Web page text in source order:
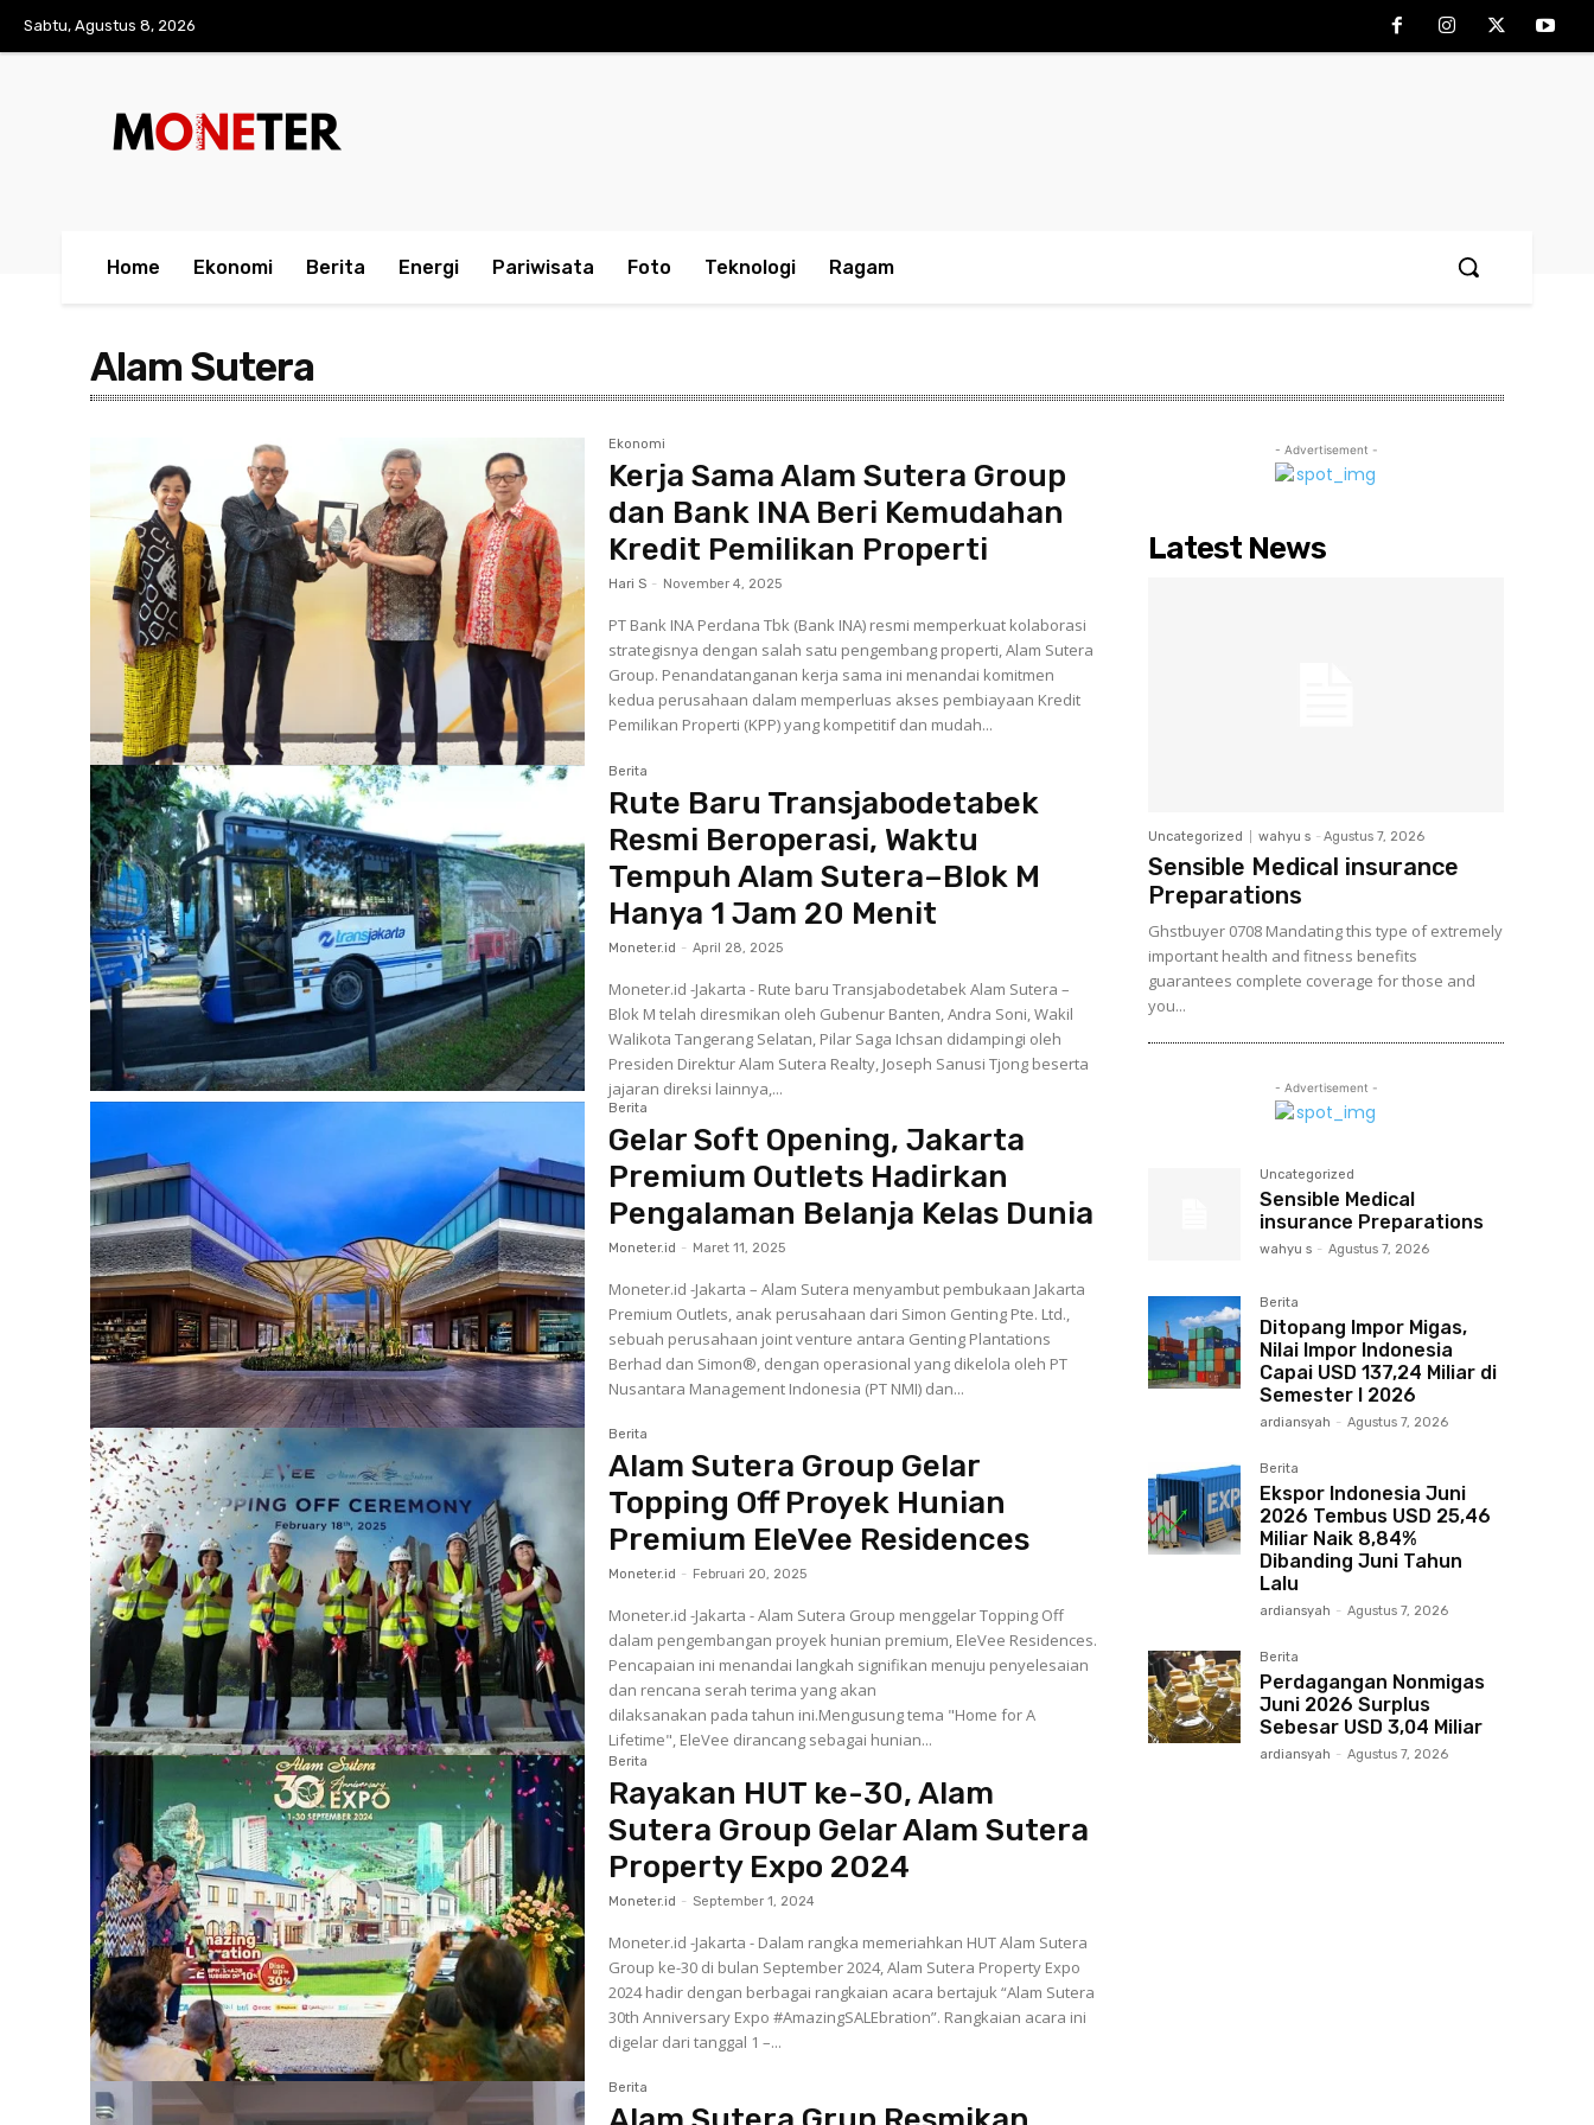
Sabtu, Agustus 8, 2026
Home Ekonomi Berita Energi Pariwisata Foto Teknologi Ragam
Alam Sutera
Ekonomi
Kerja Sama Alam Sutera Group
dan Bank INA Beri Kemudahan
Kredit Pemilikan Properti
Hari S - November 4, 2025
PT Bank INA Perdana Tbk (Bank INA) resmi memperkuat kolaborasi
strategisnya dengan salah satu pengembang properti, Alam Sutera
Group. Penandatanganan kerja sama ini menandai komitmen
kedua perusahaan dalam memperluas akses pembiayaan Kredit
Pemilikan Properti (KPP) yang kompetitif dan mudah...
Berita
Rute Baru Transjabodetabek
Resmi Beroperasi, Waktu
Tempuh Alam Sutera–Blok M
Hanya 1 Jam 20 Menit
Moneter.id - April 28, 2025
Moneter.id -Jakarta - Rute baru Transjabodetabek Alam Sutera –
Blok M telah diresmikan oleh Gubenur Banten, Andra Soni, Wakil
Walikota Tangerang Selatan, Pilar Saga Ichsan didampingi oleh
Presiden Direktur Alam Sutera Realty, Joseph Sanusi Tjong beserta
jajaran direksi lainnya,...
Berita
Gelar Soft Opening, Jakarta
Premium Outlets Hadirkan
Pengalaman Belanja Kelas Dunia
Moneter.id - Maret 11, 2025
Moneter.id -Jakarta – Alam Sutera menyambut pembukaan Jakarta
Premium Outlets, anak perusahaan dari Simon Genting Pte. Ltd.,
sebuah perusahaan joint venture antara Genting Plantations
Berhad dan Simon®, dengan operasional yang dikelola oleh PT
Nusantara Management Indonesia (PT NMI) dan...
Berita
Alam Sutera Group Gelar
Topping Off Proyek Hunian
Premium EleVee Residences
Moneter.id - Februari 20, 2025
Moneter.id -Jakarta - Alam Sutera Group menggelar Topping Off
dalam pengembangan proyek hunian premium, EleVee Residences.
Pencapaian ini menandai langkah signifikan menuju penyelesaian
dan rencana serah terima yang akan
dilaksanakan pada tahun ini.Mengusung tema "Home for A
Lifetime", EleVee dirancang sebagai hunian...
Berita
Rayakan HUT ke-30, Alam
Sutera Group Gelar Alam Sutera
Property Expo 2024
Moneter.id - September 1, 2024
Moneter.id -Jakarta - Dalam rangka memeriahkan HUT Alam Sutera
Group ke-30 di bulan September 2024, Alam Sutera Property Expo
2024 hadir dengan berbagai rangkaian acara bertajuk “Alam Sutera
30th Anniversary Expo #AmazingSALEbration”. Rangkaian acara ini
digelar dari tanggal 1 –...
Berita
- Advertisement -
Latest News
Uncategorized wahyu s - Agustus 7, 2026
Sensible Medical insurance
Preparations
Ghstbuyer 0708 Mandating this type of extremely
important health and fitness benefits
guarantees complete coverage for those and
you...
- Advertisement -
Uncategorized
Sensible Medical
insurance Preparations
wahyu s - Agustus 7, 2026
Berita
Ditopang Impor Migas,
Nilai Impor Indonesia
Capai USD 137,24 Miliar di
Semester I 2026
ardiansyah - Agustus 7, 2026
Berita
Ekspor Indonesia Juni
2026 Tembus USD 25,46
Miliar Naik 8,84%
Dibanding Juni Tahun
Lalu
ardiansyah - Agustus 7, 2026
Berita
Perdagangan Nonmigas
Juni 2026 Surplus
Sebesar USD 3,04 Miliar
ardiansyah - Agustus 7, 2026